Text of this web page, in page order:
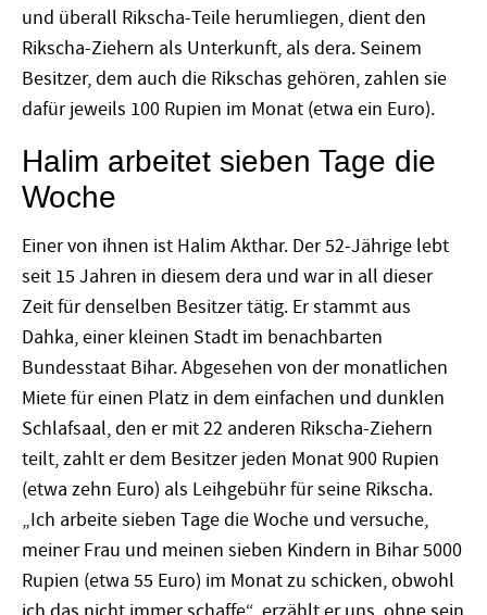
und überall Rikscha-Teile herumliegen, dient den
Rikscha-Ziehern als Unterkunft, als dera. Seinem
Besitzer, dem auch die Rikschas gehören, zahlen sie
dafür jeweils 100 Rupien im Monat (etwa ein Euro).
Halim arbeitet sieben Tage die
Woche
Einer von ihnen ist Halim Akthar. Der 52-Jährige lebt
seit 15 Jahren in diesem dera und war in all dieser
Zeit für denselben Besitzer tätig. Er stammt aus
Dahka, einer kleinen Stadt im benachbarten
Bundesstaat Bihar. Abgesehen von der monatlichen
Miete für einen Platz in dem einfachen und dunklen
Schlafsaal, den er mit 22 anderen Rikscha-Ziehern
teilt, zahlt er dem Besitzer jeden Monat 900 Rupien
(etwa zehn Euro) als Leihgebühr für seine Rikscha.
„Ich arbeite sieben Tage die Woche und versuche,
meiner Frau und meinen sieben Kindern in Bihar 5000
Rupien (etwa 55 Euro) im Monat zu schicken, obwohl